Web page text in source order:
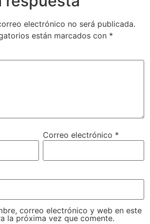
electrónico no será publicada.
están marcados con *
Correo electrónico *
correo electrónico y web en este
la próxima vez que comente.